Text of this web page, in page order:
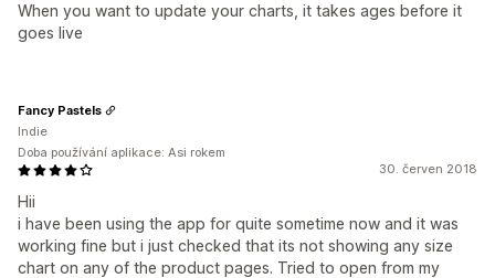
When you want to update your charts, it takes ages before it
goes live
30. červen 2018
Hii
i have been using the app for quite sometime now and it was
working fine but i just checked that its not showing any size
chart on any of the product pages. Tried to open from my
Fancy Pastels
Indie
Doba používání aplikace: Asi rokem